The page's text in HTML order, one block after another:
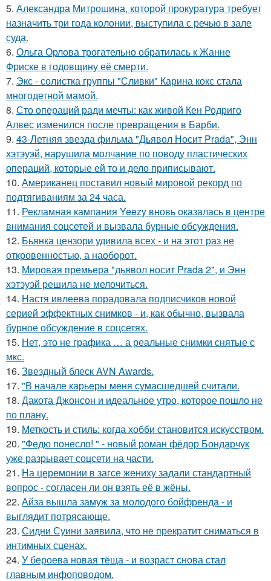
5. Александра Митрошина, которой прокуратура требует
назначить три года колонии, выступила с речью в зале
суда.
6. Ольга Орлова трогательно обратилась к Жанне
Фриске в годовщину её смерти.
7. Экс - солистка группы "Сливки" Карина кокс стала
многодетной мамой.
8. Сто операций ради мечты: как живой Кен Родриго
Алвес изменился после превращения в Барби.
9. 43-Летняя звезда фильма "Дьявол Носит Prada", Энн
хэтэуэй, нарушила молчание по поводу пластических
операций, которые ей то и дело приписывают.
10. Американец поставил новый мировой рекорд по
подтягиваниям за 24 часа.
11. Рекламная кампания Yeezy вновь оказалась в центре
внимания соцсетей и вызвала бурные обсуждения.
12. Бьянка цензори удивила всех - и на этот раз не
откровенностью, а наоборот.
13. Мировая премьера "дьявол носит Prada 2", и Энн
хэтэуэй решила не мелочиться.
14. Настя ивлеева порадовала подписчиков новой
серией эффектных снимков - и, как обычно, вызвала
бурное обсуждение в соцсетях.
15. Нет, это не графика … а реальные снимки снятые с
мкс.
16. Звездный блеск AVN Awards.
17. "В начале карьеры меня сумасшедшей считали.
18. Дакота Джонсон и идеальное утро, которое пошло не
по плану.
19. Меткость и стиль: когда хобби становится искусством.
20. "Федю понесло! " - новый роман фёдор Бондарчук
уже разрывает соцсети на части.
21. На церемонии в загсе жениху задали стандартный
вопрос - согласен ли он взять её в жёны.
22. Айза вышла замуж за молодого бойфренда - и
выглядит потрясающе.
23. Сидни Суини заявила, что не прекратит сниматься в
интимных сценах.
24. У бероева новая тёща - и возраст снова стал
главным инфоповодом.